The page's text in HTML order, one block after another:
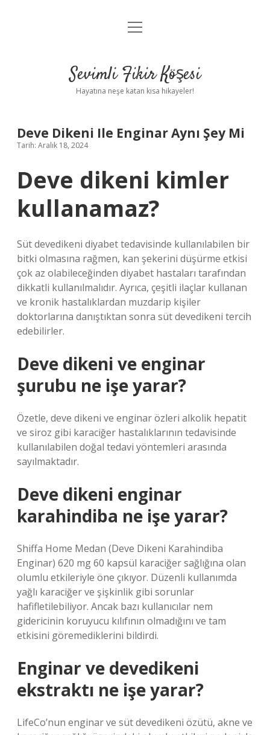
Anasayfa
Yasal Uyarı
menüyü
Sevimli Fikir Köşesi
Hayatına neşe katan kısa hikayeler!
Deve Dikeni Ile Enginar Aynı Şey Mi
Tarih: Aralık 18, 2024
Deve dikeni kimler
kullanamaz?
Süt devedikeni diyabet tedavisinde kullanılabilen bir
bitki olmasına rağmen, kan şekerini düşürme etkisi
çok az olabileceğinden diyabet hastaları tarafından
dikkatli kullanılmalıdır. Ayrıca, çeşitli ilaçlar kullanan
ve kronik hastalıklardan muzdarip kişiler
doktorlarına danıştıktan sonra süt devedikeni tercih
edebilirler.
Deve dikeni ve enginar
şurubu ne işe yarar?
Özetle, deve dikeni ve enginar özleri alkolik hepatit
ve siroz gibi karaciğer hastalıklarının tedavisinde
kullanılabilen doğal tedavi yöntemleri arasında
sayılmaktadır.
Deve dikeni enginar
karahindiba ne işe yarar?
Shiffa Home Medan (Deve Dikeni Karahindiba
Enginar) 620 mg 60 kapsül karaciğer sağlığına olan
olumlu etkileriyle öne çıkıyor. Düzenli kullanımda
yağlı karaciğer ve şişkinlik gibi sorunlar
hafifletilebiliyor. Ancak bazı kullanıcılar nem
gidericinin koruyucu kılıfının olmadığını ve tam
etkisini göremediklerini bildirdi.
Enginar ve devedikeni
ekstraktı ne işe yarar?
LifeCo’nun enginar ve süt devedikeni özütü, akne ve